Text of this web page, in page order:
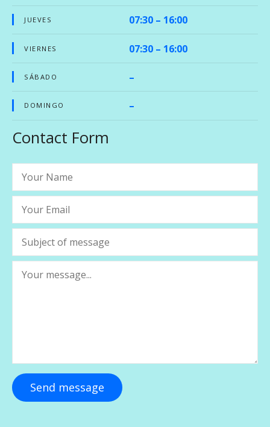
JUEVES 07:30 – 16:00
VIERNES 07:30 – 16:00
SÁBADO –
DOMINGO –
Contact Form
Send message